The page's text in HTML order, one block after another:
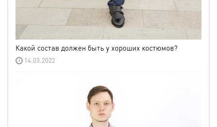
Какой состав должен быть у хороших костюмов?
14.03.2022